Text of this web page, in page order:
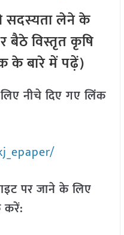
लेने के
बैठे विस्तृत कृषि
के बारे में पढ़ें)
नीचे दिए गए लिंक
पर जाने के लिए
करें: